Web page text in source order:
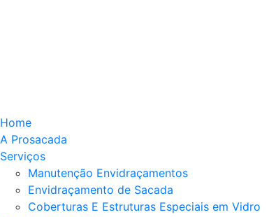
Home
A Prosacada
Serviços
Manutenção Envidraçamentos
Envidraçamento de Sacada
Coberturas E Estruturas Especiais em Vidro